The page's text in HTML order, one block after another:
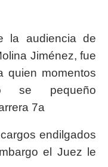
la audiencia de
Jiménez, fue
quien momentos
se pequeño
7a
endilgados
el Juez le